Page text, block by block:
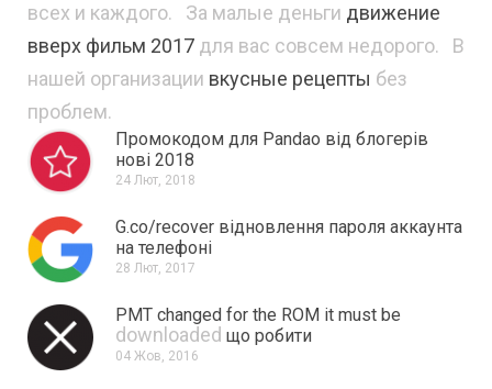
всех и каждого. За малые деньги движение
вверх фильм 2017 для вас совсем недорого. В
нашей организации вкусные рецепты без
проблем.
Промокодом для Pandao від блогерів
нові 2018
24 Лют, 2018
G.co/recover відновлення пароля аккаунта
на телефоні
28 Лют, 2017
PMT changed for the ROM it must be
downloaded що робити
04 Жов, 2016